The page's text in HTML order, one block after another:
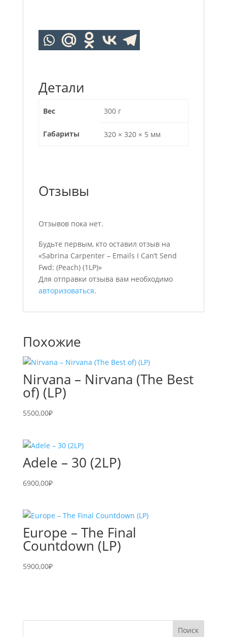
Детали
Вес 300 г
Габариты 320 × 320 × 5 мм
Отзывы
Отзывов пока нет.
Будьте первым, кто оставил отзыв на
«Sabrina Carpenter – Emails I Can’t Send
Fwd: (Peach) (1LP)»
Для отправки отзыва вам необходимо
авторизоваться.
Похожие
Nirvana – Nirvana (The Best
of) (LP)
5500,00₽
Adele – 30 (2LP)
6900,00₽
Europe – The Final
Countdown (LP)
5900,00₽